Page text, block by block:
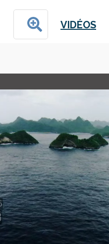
VIDÉOS